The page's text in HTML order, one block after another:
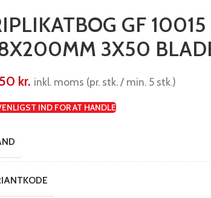
GF 10015
3X50
kr. inkl. moms (pr. stk. / min. 5 stk.)
IND FOR AT HANDLE